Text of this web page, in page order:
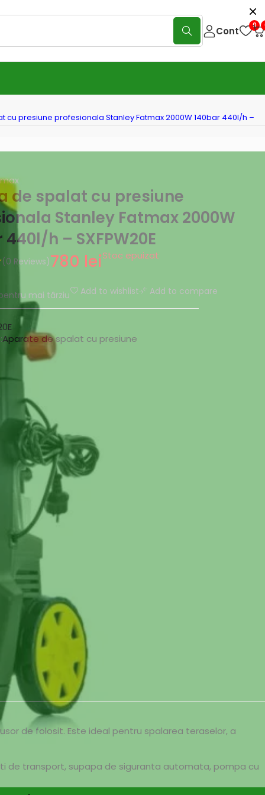
Cont 0
cu presiune profesionala Stanley Fatmax 2000W 140bar 440l/h –
de spalat cu presiune
Stanley Fatmax 2000W
440l/h – SXFPW20E
(0 Reviews)780 leiStoc epuizat
mai târziu Add to wishlist Add to compare
Aparate de spalat cu presiune
de folosit. Este ideal pentru spalarea teraselor, a
de transport, supapa de siguranta automata, pompa cu